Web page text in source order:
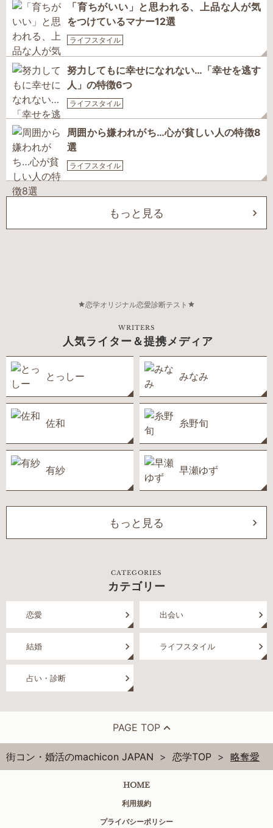
「育ちがいい」と思われる、上品な人が気
をつけているマナー12選
ライフスタイル
努力してもに幸せになれない…「幸せを逃す
人」の特徴6つ
ライフスタイル
周囲から嫌われがち…心が貧しい人の特徴8
選
ライフスタイル
もっと見る
恋学オリジナル恋愛診断テスト
WRITERS
人気ライター＆提携メディア
とっしー みなみ
佐和 糸野旬
有紗 早瀬ゆず
もっと見る
CATEGORIES
カテゴリー
恋愛 出会い
結婚 ライフスタイル
占い・診断
PAGE TOP
街コン・婚活のmachicon JAPAN 恋学TOP 略奪愛
HOME
利用規約
プライバシーポリシー